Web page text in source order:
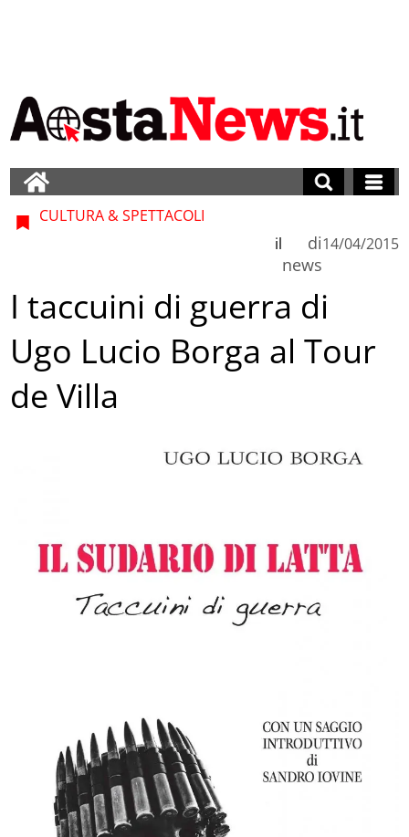
CULTURA & SPETTACOLI
di
news
il 14/04/2015
I taccuini di guerra di
Ugo Lucio Borga al Tour
de Villa